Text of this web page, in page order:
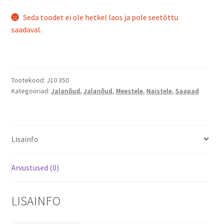
Seda toodet ei ole hetkel laos ja pole seetõttu
saadaval.
Tootekood: J10 350
Kategooriad: Jalanõud, Jalanõud, Meestele, Naistele, Saapad
Lisainfo
Arvustused (0)
LISAINFO